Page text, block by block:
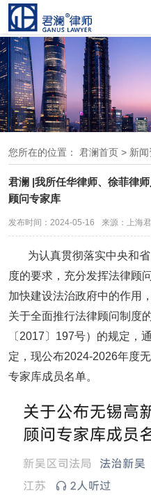
您所在的位置： 君澜首页 > 新
君澜 |我所任华律师、徐菲律
顾问专家库
发布时间：2024-05-16 来源：上海
为认真贯彻落实中央和
度的要求，充分发挥法律顾
加快建设法治政府中的作用
关于全面推行法律顾问制度
〔2017〕197号）的规定，
定，现公布2024-2026年度
专家库成员名单。